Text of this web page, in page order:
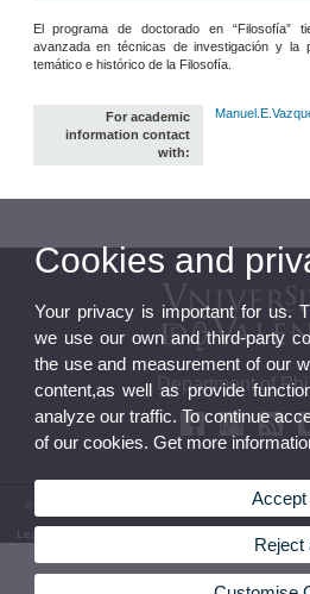
El programa de doctorado en “Filosofía”
avanzada en técnicas de investigación y la
temático e histórico de la Filosofía.
For academic
information contact
with:
Department of
© 2026 UV. - Avda. Blasco Ibáñez 30, 46010
Legal Disclaimer
Cookies and
Your privacy is important for us.
we use our own and third-party
the use and measurement of our
content,as well as provide
analyze our traffic. To continue
of our cookies. Get more
Accept
Reject